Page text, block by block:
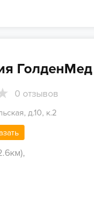
0 отзывов
д.10, к.2
,